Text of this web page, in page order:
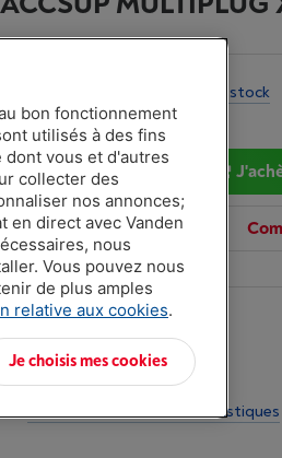
Voir le stock
€ 15,06
Longueur du câble: 1.5 m
Afficher toutes les caractéristiques
bon fonctionnement
utilisés à des fins
vous et d'autres
collecter des
nos annonces;
en direct avec Vanden
nous
Vous pouvez nous
de plus amples
relative aux cookies.
Je choisis mes cookies